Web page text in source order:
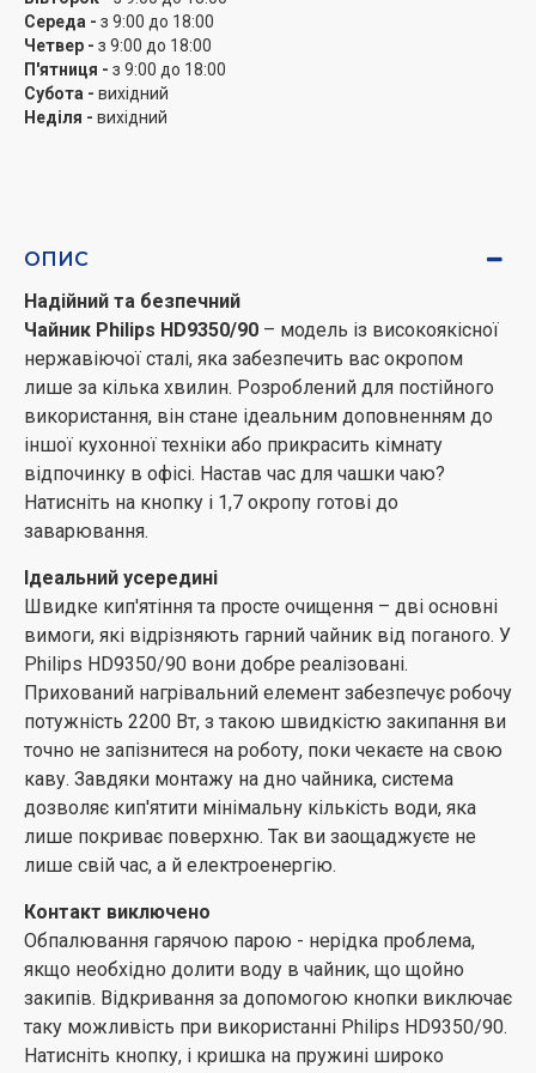
спосіб контролю кількості води, орієнтуйтесь на
позначення та розраховуйте обсяг на кількість чашок.
Завжди чиста вода
Чайник не лише гріє воду, а й стежить за її чистотою.
використання нефільтрованої води. Для наповнення
воду безпосередньо через носик, робіть так, як вам
зручно.
Додаткові опції
Система обертання на 360 градусів - відмінне
рішення, якщо потрібно підходити до чайника з різних
боків. Для шульги і правші, він зручний кожному,
беріть і ставте Philips HD9350/90 як хочеться.
Вбудоване підсвічування активується під час
процесу ви отримаєте звуковий сигнал. Довжина
шнура 0,75 є оптимальною для великої або
маленької кухні, залишки намотуються на котушку в
нижній частині підставки.
Середа - з 9:00 до 18:00
Четвер - з 9:00 до 18:00
П'ятниця - з 9:00 до 18:00
Субота - вихідний
Неділя - вихідний
ОПИС
Надійний та безпечний
Чайник Philips HD9350/90 – модель із високоякісної
нержавіючої сталі, яка забезпечить вас окропом
лише за кілька хвилин. Розроблений для постійного
використання, він стане ідеальним доповненням до
іншої кухонної техніки або прикрасить кімнату
відпочинку в офісі. Настав час для чашки чаю?
Натисніть на кнопку і 1,7 окропу готові до
заварювання.
Ідеальний усередині
Швидке кип'ятіння та просте очищення – дві основні
вимоги, які відрізняють гарний чайник від поганого. У
Philips HD9350/90 вони добре реалізовані.
Прихований нагрівальний елемент забезпечує робочу
потужність 2200 Вт, з такою швидкістю закипання ви
точно не запізнитеся на роботу, поки чекаєте на свою
каву. Завдяки монтажу на дно чайника, система
дозволяє кип'ятити мінімальну кількість води, яка
лише покриває поверхню. Так ви заощаджуєте не
лише свій час, а й електроенергію.
Контакт виключено
Обпалювання гарячою парою - нерідка проблема,
якщо необхідно долити воду в чайник, що щойно
закипів. Відкривання за допомогою кнопки виключає
таку можливість при використанні Philips HD9350/90.
Натисніть кнопку, і кришка на пружині широко